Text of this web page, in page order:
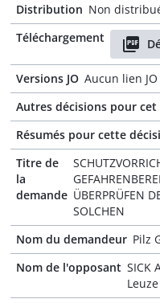
Distribution Non
Téléchargement
Versions JO Aucun lien
Autres décisions pour
Résumés pour cette
Titre de
la
demande ÜBERPRÜFEN
SOLCHEN
Nom du demandeur Pilz
Nom de l'opposant SICK